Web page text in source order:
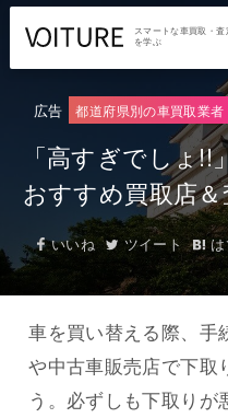
スマートな車買取・査
を学ぶ
広告 都道府県別の車買取業者
「高すぎでしょ
おすすめ買取店
いいね ツイート は
車を買い替える際、手
や中古車販売店で下取
う。必ずしも下取り